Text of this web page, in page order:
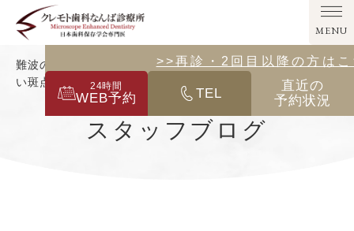
難波の歯医者「クレモト歯科なんば診療所」｜歯に出来た白
い斑点とは？～「ホワイトニング」後の謎～
スタッフブログ
MENU
WEB予約
24時間 TEL
直近の
予約状況
>>その他の診療メニューは
>>再診・2回目以降の方は